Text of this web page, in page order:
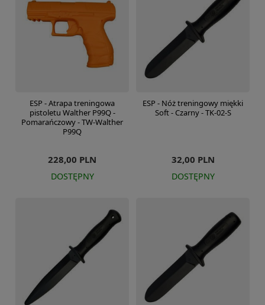
ESP - Atrapa treningowa
pistoletu Walther P99Q -
Pomarańczowy - TW-Walther
P99Q
228,00 PLN
DOSTĘPNY
ESP - Nóż treningowy miękki
Soft - Czarny - TK-02-S
32,00 PLN
DOSTĘPNY